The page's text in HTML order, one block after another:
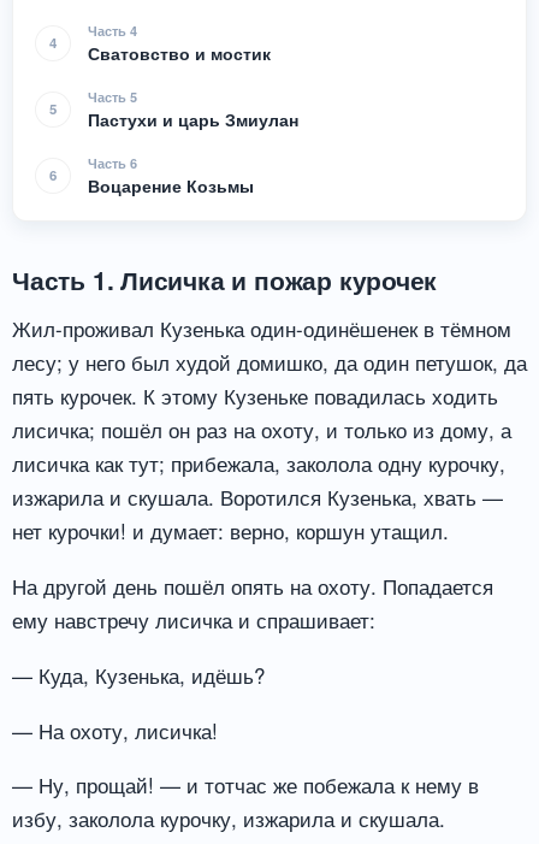
4
Часть 4
Сватовство и мостик
5
Часть 5
Пастухи и царь Змиулан
6
Часть 6
Воцарение Козьмы
Часть 1. Лисичка и пожар курочек
Жил-проживал Кузенька один-одинёшенек в тёмном
лесу; у него был худой домишко, да один петушок, да
пять курочек. К этому Кузеньке повадилась ходить
лисичка; пошёл он раз на охоту, и только из дому, а
лисичка как тут; прибежала, заколола одну курочку,
изжарила и скушала. Воротился Кузенька, хвать —
нет курочки! и думает: верно, коршун утащил.
На другой день пошёл опять на охоту. Попадается
ему навстречу лисичка и спрашивает:
— Куда, Кузенька, идёшь?
— На охоту, лисичка!
— Ну, прощай! — и тотчас же побежала к нему в
избу, заколола курочку, изжарила и скушала.